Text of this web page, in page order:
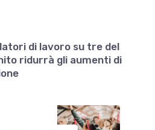
di lavoro su tre del
ridurrà gli aumenti di